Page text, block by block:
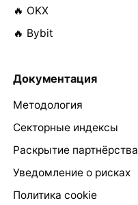
🔥 OKX
🔥 Bybit
Документация
Методология
Секторные индексы
Раскрытие партнёрства
Уведомление о рисках
Политика cookie